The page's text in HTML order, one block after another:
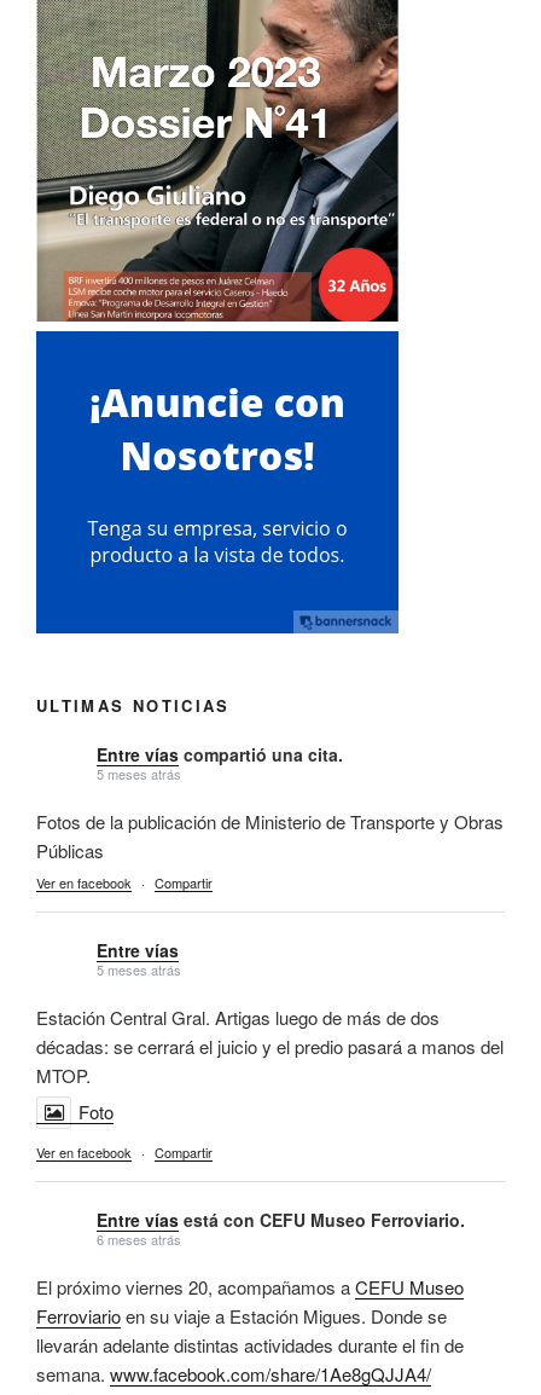
ULTIMAS NOTICIAS
Entre vías compartió una cita.
5 meses atrás
Fotos de la publicación de Ministerio de Transporte y Obras
Públicas
Ver en facebook · Compartir
Entre vías
5 meses atrás
Estación Central Gral. Artigas luego de más de dos
décadas: se cerrará el juicio y el predio pasará a manos del
MTOP.
Foto
Ver en facebook · Compartir
Entre vías está con CEFU Museo Ferroviario.
6 meses atrás
El próximo viernes 20, acompañamos aCEFU Museo
Ferroviarioen su viaje a Estación Migues. Donde se
llevarán adelante distintas actividades durante el fin de
semana. www.facebook.com/share/1Ae8gQJJA4/